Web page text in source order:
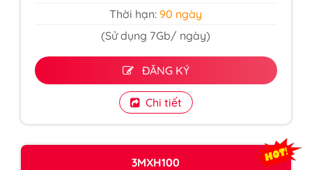
Thời hạn: 90 ngày
(Sử dụng 7Gb/ ngày)
ĐĂNG KÝ
Chi tiết
3MXH100